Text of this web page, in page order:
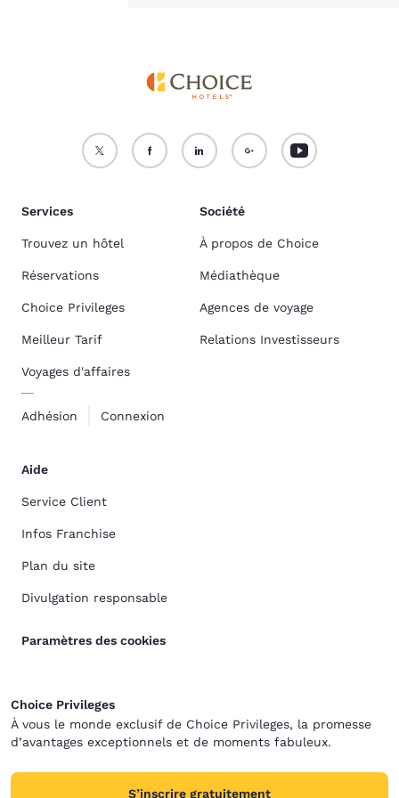
Services
Trouvez un hôtel
Réservations
Choice Privileges
Meilleur Tarif
Voyages d'affaires
Adhésion Connexion
Société
À propos de Choice
Médiathèque
Agences de voyage
Relations Investisseurs
Aide
Service Client
Infos Franchise
Plan du site
Divulgation responsable
Paramètres des cookies
Choice Privileges
À vous le monde exclusif de Choice Privileges, la promesse
d’avantages exceptionnels et de moments fabuleux.
S’inscrire gratuitement